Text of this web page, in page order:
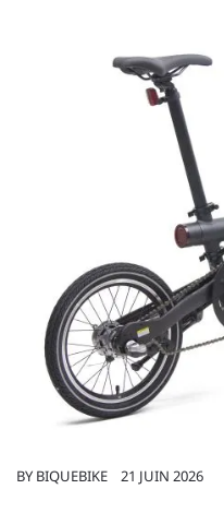
BY BIQUEBIKE 21 JUIN 2026